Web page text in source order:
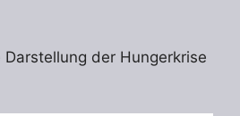
der Hungerkrise